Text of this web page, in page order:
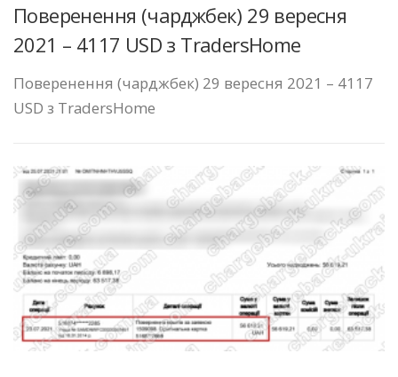
Поверенення (чарджбек) 29 вересня
2021 – 4117 USD з TradersHome
Поверенення (чарджбек) 29 вересня 2021 – 4117
USD з TradersHome